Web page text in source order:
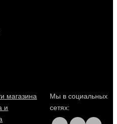
в горячую воду на
немедленно купить
плетения косичек и
диаметра в
магазина
и
Мы в социальных
сетях: